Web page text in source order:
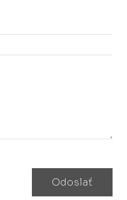
Odoslať